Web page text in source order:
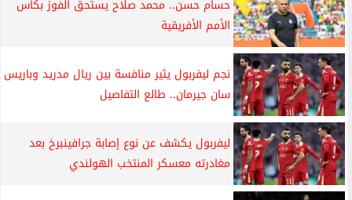
حسام حسن.. محمد صلاح يستحق الفوز بكأس
الأمم الأفريقية
نجم ليفربول يثير منافسة بين ريال مدريد وباريس
سان جيرمان.. طالع التفاصيل
ليفربول يكشف عن نوع إصابة جرافينبرخ بعد
مغادرته معسكر المنتخب الهولندي